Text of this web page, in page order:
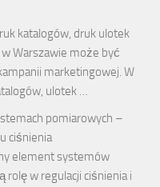
katalogów, druk ulotek
Warszawie może być
marketingowej. W
ulotek …
pomiarowych –
ciśnienia
element systemów
rolę w regulacji ciśnienia i